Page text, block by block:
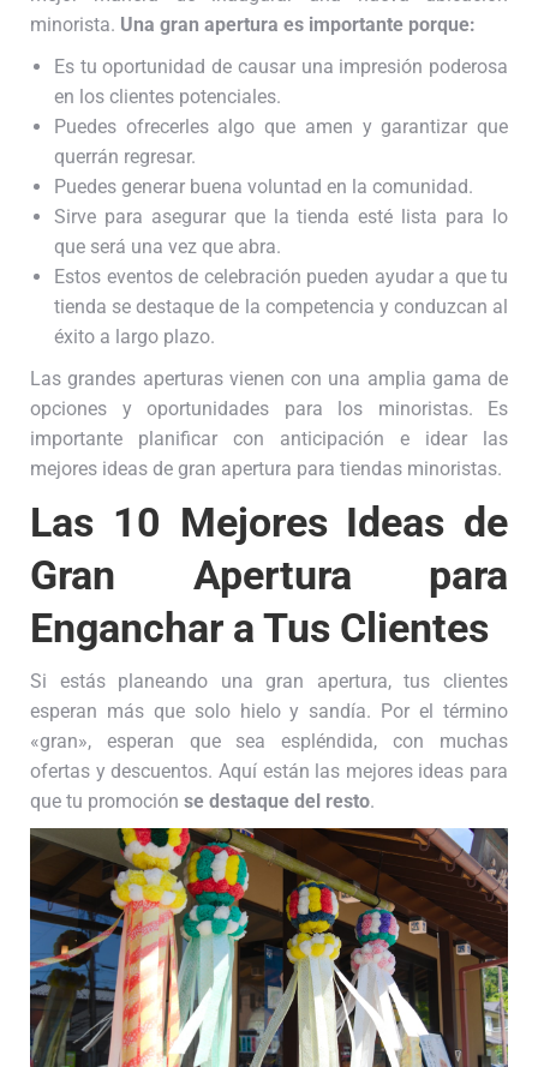
minorista. Una gran apertura es importante porque:
Es tu oportunidad de causar una impresión poderosa
en los clientes potenciales.
Puedes ofrecerles algo que amen y garantizar que
querrán regresar.
Puedes generar buena voluntad en la comunidad.
Sirve para asegurar que la tienda esté lista para lo
que será una vez que abra.
Estos eventos de celebración pueden ayudar a que tu
tienda se destaque de la competencia y conduzcan al
éxito a largo plazo.
Las grandes aperturas vienen con una amplia gama de
opciones y oportunidades para los minoristas. Es
importante planificar con anticipación e idear las
mejores ideas de gran apertura para tiendas minoristas.
Las 10 Mejores Ideas de
Gran Apertura para
Enganchar a Tus Clientes
Si estás planeando una gran apertura, tus clientes
esperan más que solo hielo y sandía. Por el término
«gran», esperan que sea espléndida, con muchas
ofertas y descuentos. Aquí están las mejores ideas para
que tu promoción se destaque del resto.